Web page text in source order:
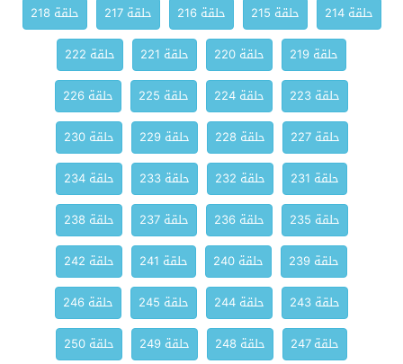
حلقة 214
حلقة 215 حلقة 216 حلقة 217
حلقة 218
حلقة 219
حلقة 220 حلقة 221
حلقة 222
حلقة 223
حلقة 224 حلقة 225
حلقة 226
حلقة 227
حلقة 228 حلقة 229
حلقة 230
حلقة 231
حلقة 232 حلقة 233
حلقة 234
حلقة 235
حلقة 236 حلقة 237
حلقة 238
حلقة 239
حلقة 240 حلقة 241
حلقة 242
حلقة 243
حلقة 244 حلقة 245
حلقة 246
حلقة 247
حلقة 248 حلقة 249
حلقة 250